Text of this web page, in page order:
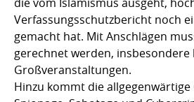
Verfassungsschutzbericht noch
gemacht hat. Mit Anschlägen
gerechnet werden, insbesondere
Großveranstaltungen.
Hinzu kommt die